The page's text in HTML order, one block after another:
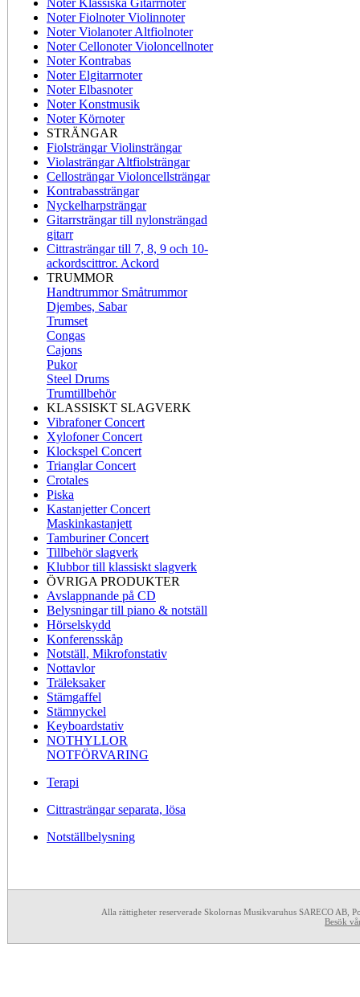
Noter Fiolnoter Violinnoter
Noter Violanoter Altfiolnoter
Noter Cellonoter Violoncellnoter
Noter Kontrabas
Noter Elgitarrnoter
Noter Elbasnoter
Noter Konstmusik
Noter Körnoter
STRÄNGAR
Fiolsträngar Violinsträngar
Violasträngar Altfiolsträngar
Cellosträngar Violoncellsträngar
Kontrabassträngar
Nyckelharpsträngar
Gitarrsträngar till nylonsträngad
gitarr
Cittrasträngar till 7, 8, 9 och 10-
ackordscittror. Ackord
TRUMMOR
Handtrummor Småtrummor
Djembes, Sabar
Trumset
Congas
Cajons
Pukor
Steel Drums
Trumtillbehör
KLASSISKT SLAGVERK
Vibrafoner Concert
Xylofoner Concert
Klockspel Concert
Trianglar Concert
Crotales
Piska
Kastanjetter Concert
Maskinkastanjett
Tamburiner Concert
Tillbehör slagverk
Klubbor till klassiskt slagverk
ÖVRIGA PRODUKTER
Avslappnande på CD
Belysningar till piano & notställ
Hörselskydd
Konferensskåp
Notställ, Mikrofonstativ
Nottavlor
Träleksaker
Stämgaffel
Stämnyckel
Keyboardstativ
NOTHYLLOR
NOTFÖRVARING
Terapi
Cittrasträngar separata, lösa
Notställbelysning
Alla rättigheter reserverade Skolornas Musikvaruhus SARECO AB,
Besök